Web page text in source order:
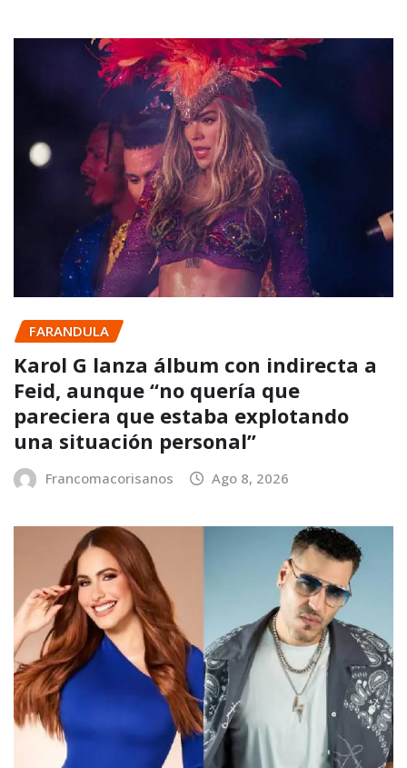
FARANDULA
Karol G lanza álbum con indirecta a
Feid, aunque “no quería que
pareciera que estaba explotando
una situación personal”
Francomacorisanos Ago 8, 2026